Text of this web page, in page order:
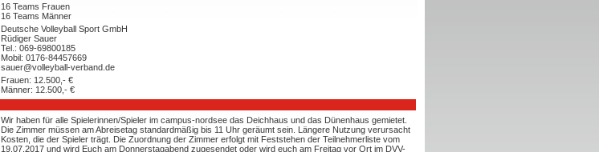
16 Teams Frauen
16 Teams Männer
Deutsche Volleyball Sport GmbH
Rüdiger Sauer
Tel.: 069-69800185
Mobil: 0176-84457669
sauer@volleyball-verband.de
Frauen: 12.500,- €
Männer: 12.500,- €
Wir haben für alle Spielerinnen/Spieler im campus-nordsee das Deichhaus und das Dünenhaus gemietet.
Die Zimmer müssen am Abreisetag standardmäßig bis 11 Uhr geräumt sein. Längere Nutzung verursacht
Kosten, die der Spieler trägt. Die Zuordnung der Zimmer erfolgt mit Feststehen der Teilnehmerliste vom
19.07.2017 und wird Euch am Donnerstagabend zugesendet oder wird euch am Freitag vor Ort im DVV-